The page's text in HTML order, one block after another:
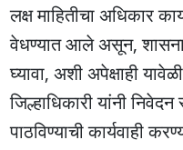
लक्ष माहितीचा अधिकार
वेधण्यात आले असून,
घ्यावा, अशी अपेक्षाही
जिल्हाधिकारी यांनी
पाठविण्याची कार्यवाही